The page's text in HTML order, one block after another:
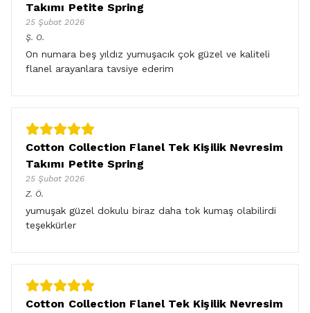
Takımı Petite Spring
25 Şubat 2026
Ş. O.
On numara beş yıldız yumuşacık çok güzel ve kaliteli
flanel arayanlara tavsiye ederim
Cotton Collection Flanel Tek Kişilik Nevresim
Takımı Petite Spring
25 Şubat 2026
Z. Ö.
yumuşak güzel dokulu biraz daha tok kumaş olabilirdi
teşekkürler
Cotton Collection Flanel Tek Kişilik Nevresim